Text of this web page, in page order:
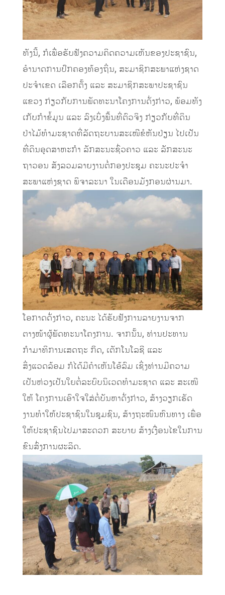
ທັງນີ້, ກໍເພື່ອຮັບຟັງຄວາມຄິດຄວາມເຫັນຂອງປະຊາຊົນ,
ອໍານາດການປົກຄອງທ້ອງຖິ່ນ, ສະມາຊິກສະພາແຫ່ງຊາດ
ປະຈຳເຂດ ເລືອກຕັ້ງ ແລະ ສະມາຊິກສະພາປະຊາຊົນ
ແຂວງ ກ່ຽວກັບການພັດທະນາໂຄງການດັ່ງກ່າວ, ພ້ອມທັງ
ເກັບກຳຂໍ້ມູນ ແລະ ລົງເບິ່ງພື້ນທີ່ຕົວຈິງ ກ່ຽວກັບທີ່ດິນ
ປ່າໄມ້ທຳມະຊາດທີ່ລັດຖະບານສະເໜີຂໍຫັນປ່ຽນ ໄປເປັນ
ທີ່ດິນອຸດສາຫະກຳ ລັກສະນະຊົ່ວຄາວ ແລະ ລັກສະນະ
ຖາວອນ ສັງລວມລາຍງານຕໍ່ກອງປະຊຸມ ຄະນະປະຈຳ
ສະພາແຫ່ງຊາດ ພິຈາລະນາ ໃນເດືອນມັງກອນຜ່ານມາ.
ໂອກາດດັ່ງກ່າວ, ຄະນະ ໄດ້ຮັບຟັງການລາຍງານຈາກ
ຕາງໜ້າຜູ້ພັດທະນາໂຄງການ. ຈາກນັ້ນ, ທ່ານປະທານ
ກຳມາທິການເສດຖະ ກິດ, ເຕັກໂນໂລຊີ ແລະ
ສິ່ງແວດລ້ອມ ກໍໄດ້ມີຄຳເຫັນໂອ້ລົມ ເຊິ່ງທ່ານມີຄວາມ
ເປັນຫ່ວງເປັນໃຍຕໍ່ລະບົບນິເວດທຳມະຊາດ ແລະ ສະເໜີ
ໃຫ້ ໂຄງການເອົາໃຈໃສ່ຕໍ່ບັນຫາດັ່ງກ່າວ, ສ້າງວຽກເຮັດ
ງານທຳໃຫ້ປະຊາຊົນໃນຊຸມຊົນ, ສ້າງຖະໜົນຫົນທາງ ເພື່ອ
ໃຫ້ປະຊາຊົນໄປມາສະດວກ ສະບາຍ ສ້າງເງື່ອນໄຂໃນການ
ຂົນສົ່ງການຜະລິດ.